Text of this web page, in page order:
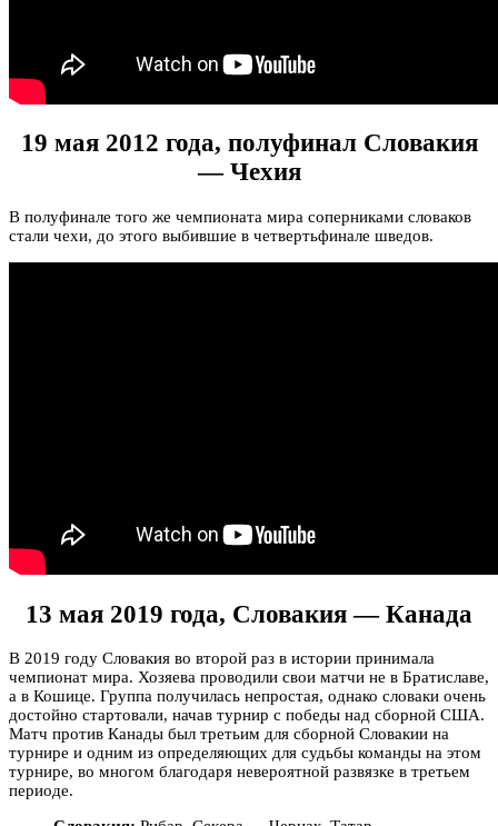
19 мая 2012 года, полуфинал Словакия
— Чехия
В полуфинале того же чемпионата мира соперниками словаков
стали чехи, до этого выбившие в четвертьфинале шведов.
13 мая 2019 года, Словакия — Канада
В 2019 году Словакия во второй раз в истории принимала
чемпионат мира. Хозяева проводили свои матчи не в Братиславе,
а в Кошице. Группа получилась непростая, однако словаки очень
достойно стартовали, начав турнир с победы над сборной США.
Матч против Канады был третьим для сборной Словакии на
турнире и одним из определяющих для судьбы команды на этом
турнире, во многом благодаря невероятной развязке в третьем
периоде.